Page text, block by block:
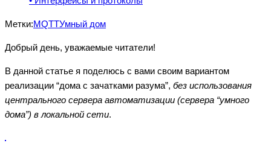
Метки:MQTTУмный дом
Добрый день, уважаемые читатели!
В данной статье я поделюсь с вами своим вариантом
реализации “дома с зачатками разума”, без использования
центрального сервера автоматизации (сервера “умного
дома”) в локальной сети.